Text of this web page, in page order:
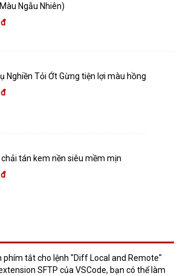
Ngẫu Nhiên)
Nghiền Tỏi Ớt Gừng tiện lợi màu hồng
chải tán kem nền siêu mềm mịn
phím tắt cho lệnh "Diff Local and Remote"
SFTP của VSCode, bạn có thể làm